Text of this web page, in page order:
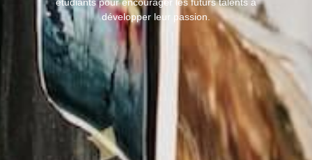
développer leur passion.